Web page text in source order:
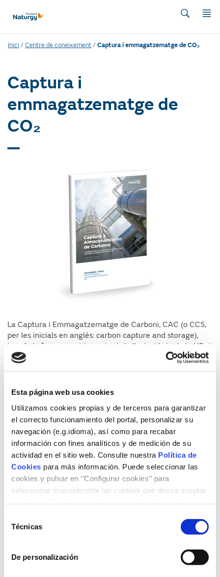
Esta página web usa cookies
Utilizamos cookies propias y de terceros para garantizar
el correcto funcionamiento del portal, personalizar su
navegación (e.g.idioma), así como para recabar
información con fines analíticos y de medición de su
actividad en el sitio web. Consulte nuestra Política de
Cookies para más información. Puede seleccionar las
cookies y pulsar en ‘’Configurar cookies’’ para
seleccionar manualmente las cookies que desea aceptar
Técnicas
De personalización
Inici /Centre de coneixement/Captura i emmagatzematge de CO₂
Captura i
emmagatzematge de
CO₂
La Captura i Emmagatzematge de Carboni, CAC (o CCS,
per les inicials en anglès: carbon capture and storage),
haurà de formar part important de l’estratègia de la UE si
es volen assolir els objectius del Pacte Verd. L’actual crisi
raons per les quals és important un desenvolupament
Autors
Christopher Jones
Formats disponibles
PDF en espanyol
Articles e informes